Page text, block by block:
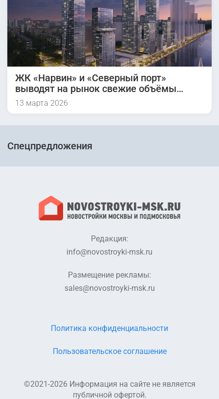
ЖК «Нарвин» и «Северный порт»
выводят на рынок свежие объёмы
жилья
13 марта 2026
Спецпредложения
Редакция:
info@novostroyki-msk.ru
Размещение рекламы:
sales@novostroyki-msk.ru
©2021-2026 Информация на сайте не является
публичной офертой.
Пользовательское соглашение
Политика конфиденциальности